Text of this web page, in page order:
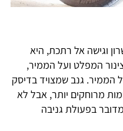
וגישה אל רתכת, היא
המפלט ועל הממיר,
הממיר. גנב שמצויד בדיסק
מרוחקים יותר, אבל לא
בפעולת גניבה